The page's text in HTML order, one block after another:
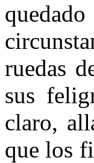
ruedas
sus
claro,
que los